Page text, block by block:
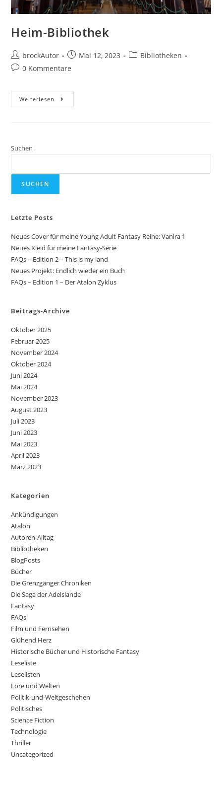
Heim-Bibliothek
brockAutor Mai 12, 2023
Bibliotheken
0 Kommentare
Weiterlesen
Suchen
SUCHEN
Letzte Posts
Neues Cover für meine Young Adult Fantasy Reihe: Vanira 1
Neues Kleid für meine Fantasy-Serie
FAQs – Edition 2 – This is my land
Neues Projekt: Endlich wieder ein Buch
FAQs – Edition 1 – Der Atalon Zyklus
Beitrags-Archive
Oktober 2025
Februar 2025
November 2024
Oktober 2024
Juni 2024
Mai 2024
November 2023
August 2023
Juli 2023
Juni 2023
Mai 2023
April 2023
März 2023
Kategorien
Ankündigungen
Atalon
Autoren-Alltag
Bibliotheken
BlogPosts
Bücher
Die Grenzgänger Chroniken
Die Saga der Adelslande
Fantasy
FAQs
Film und Fernsehen
Glühend Herz
Historische Bücher und Historische Fantasy
Leseliste
Leselisten
Lore und Welten
Politik-und-Weltgeschehen
Politisches
Science Fiction
Technologie
Thriller
Uncategorized